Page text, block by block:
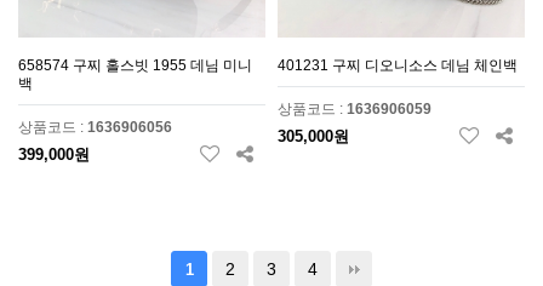
658574 구찌 홀스빗 1955 데님 미니
백
상품코드 : 1636906056
399,000원
401231 구찌 디오니소스 데님 체인백
상품코드 : 1636906059
305,000원
1 2 3 4